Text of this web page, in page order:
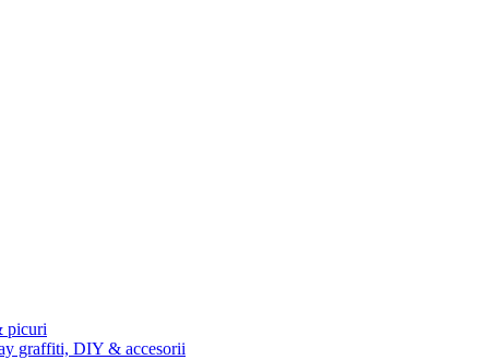
picuri
graffiti, DIY & accesorii